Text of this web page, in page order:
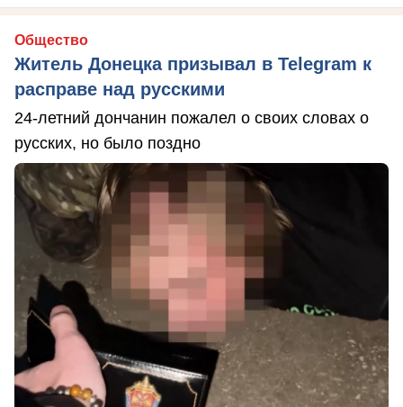
Общество
Житель Донецка призывал в Telegram к
расправе над русскими
24-летний дончанин пожалел о своих словах о
русских, но было поздно